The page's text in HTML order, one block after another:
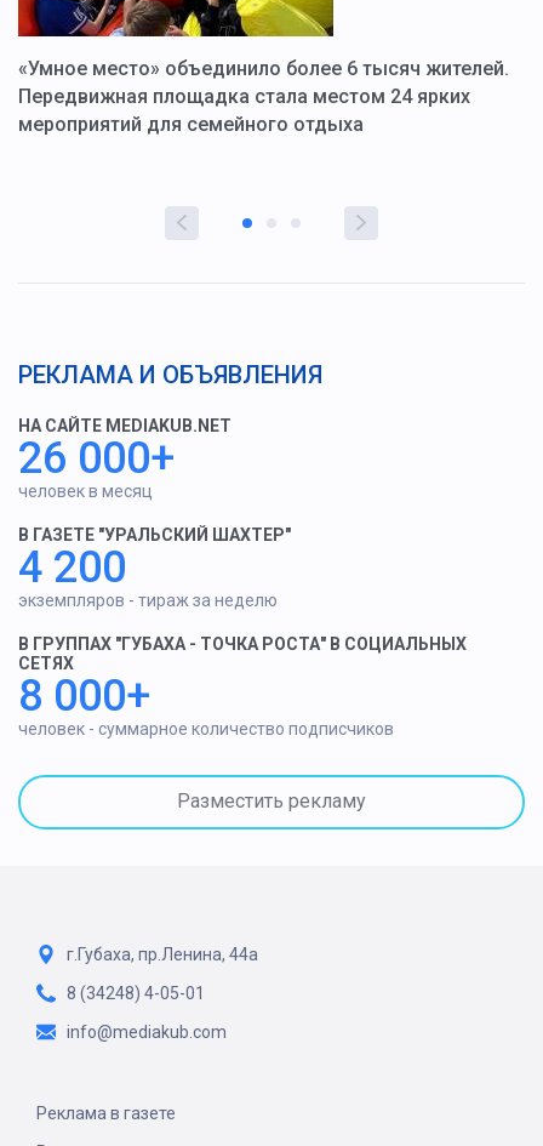
«Умное место» объединило более 6 тысяч жителей.
Передвижная площадка стала местом 24 ярких
мероприятий для семейного отдыха
РЕКЛАМА И ОБЪЯВЛЕНИЯ
НА САЙТЕ MEDIAKUB.NET
26 000+
человек в месяц
В ГАЗЕТЕ "УРАЛЬСКИЙ ШАХТЕР"
4 200
экземпляров - тираж за неделю
В ГРУППАХ "ГУБАХА - ТОЧКА РОСТА" В СОЦИАЛЬНЫХ
СЕТЯХ
8 000+
человек - суммарное количество подписчиков
Разместить рекламу
г.Губаха, пр.Ленина, 44а
8 (34248) 4-05-01
info@mediakub.com
Реклама в газете